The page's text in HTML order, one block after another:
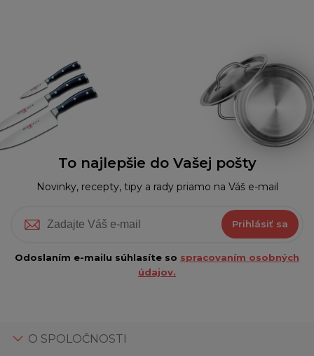
To najlepšie do Vašej pošty
Novinky, recepty, tipy a rady priamo na Váš e-mail
Prihlásiť sa
Odoslaním e-mailu súhlasíte so spracovaním osobných
údajov.
O SPOLOČNOSTI